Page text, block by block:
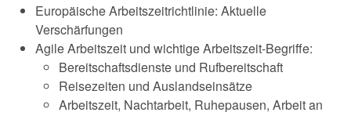
Europäische Arbeitszeitrichtlinie: Aktuelle
Verschärfungen
Agile Arbeitszeit und wichtige Arbeitszeit-Begriffe:
Bereitschaftsdienste und Rufbereitschaft
Reisezeiten und Auslandseinsätze
Arbeitszeit, Nachtarbeit, Ruhepausen, Arbeit an